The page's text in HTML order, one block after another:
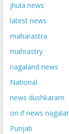
jhula news
latest news
maharastra
mahrastry
nagaland news
National
news dushkaram
on if news
Punjab